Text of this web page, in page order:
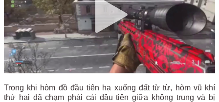
Trong khi hòm đồ đầu tiên hạ xuống đất từ từ, hòm vũ khí
thứ hai đã chạm phải cái đầu tiên giữa không trung và bị